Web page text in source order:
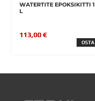
WATERTITE EPOKSIKITTI 1
L
113,00 €
OSTA